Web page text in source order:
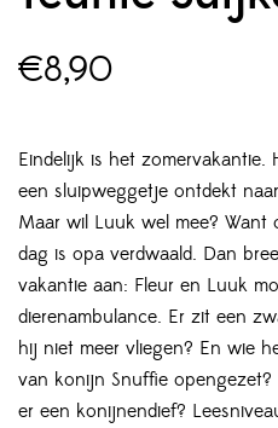
€8,90
Eindelijk is het zomervakantie.
een sluipweggetje ontdekt
Maar wil Luuk wel mee? Want
dag is opa verdwaald. Dan
vakantie aan: Fleur en Luuk
dierenambulance. Er zit een
hij niet meer vliegen? En wie
van konijn Snuffie
er een konijnendief?